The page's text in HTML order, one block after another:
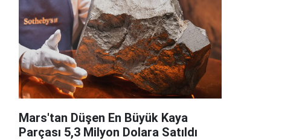
Mars'tan Düşen En Büyük Kaya
Parçası 5,3 Milyon Dolara Satıldı